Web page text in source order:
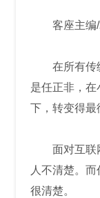
客座主编
在所有传
是任正非，在
下，转变得最
面对互联
人不清楚。
很清楚。